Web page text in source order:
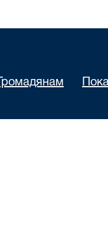
Громадянам